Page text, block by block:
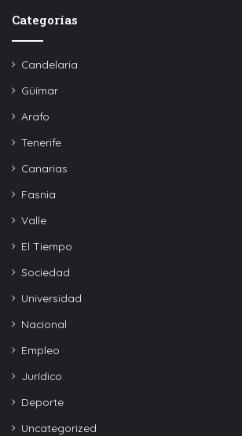
Categorías
Candelaria
Güímar
Arafo
Tenerife
Canarias
Fasnia
Valle
El Tiempo
Sociedad
Universidad
Nacional
Empleo
Jurídico
Deporte
Uncategorized